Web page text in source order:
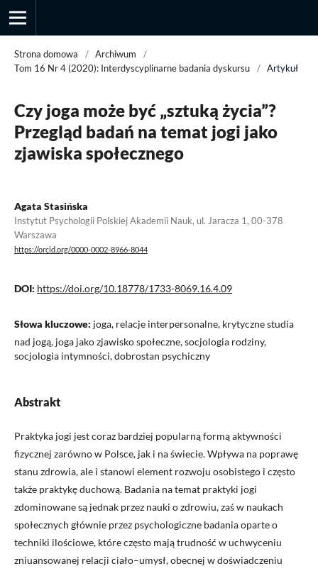
Przegląd Socjologii Jakościowej
Strona domowa / Archiwum
/
Tom 16 Nr 4 (2020): Interdyscyplinarne badania dyskursu
/ Artykuł
Czy joga może być „sztuką życia”?
Przegląd badań na temat jogi jako
zjawiska społecznego
Agata Stasińska
Instytut Psychologii Polskiej Akademii Nauk, ul. Jaracza 1, 00-378
Warszawa
https://orcid.org/0000-0002-8966-8044
DOI: https://doi.org/10.18778/1733-8069.16.4.09
Słowa kluczowe: joga, relacje interpersonalne, krytyczne studia
nad jogą, joga jako zjawisko społeczne, socjologia rodziny,
socjologia intymności, dobrostan psychiczny
Abstrakt
Praktyka jogi jest coraz bardziej popularną formą aktywności
fizycznej zarówno w Polsce, jak i na świecie. Wpływa na poprawę
stanu zdrowia, ale i stanowi element rozwoju osobistego i często
także praktykę duchową. Badania na temat praktyki jogi
zdominowane są jednak przez nauki o zdrowiu, zaś w naukach
społecznych głównie przez psychologiczne badania oparte o
techniki ilościowe, które często mają trudność w uchwyceniu
zniuansowanej relacji ciało–umysł, obecnej w doświadczeniu